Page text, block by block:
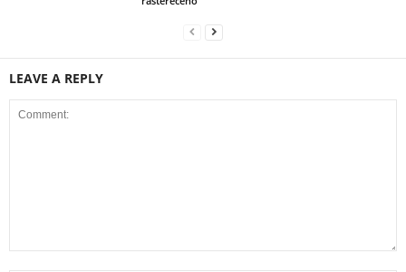
LEAVE A REPLY